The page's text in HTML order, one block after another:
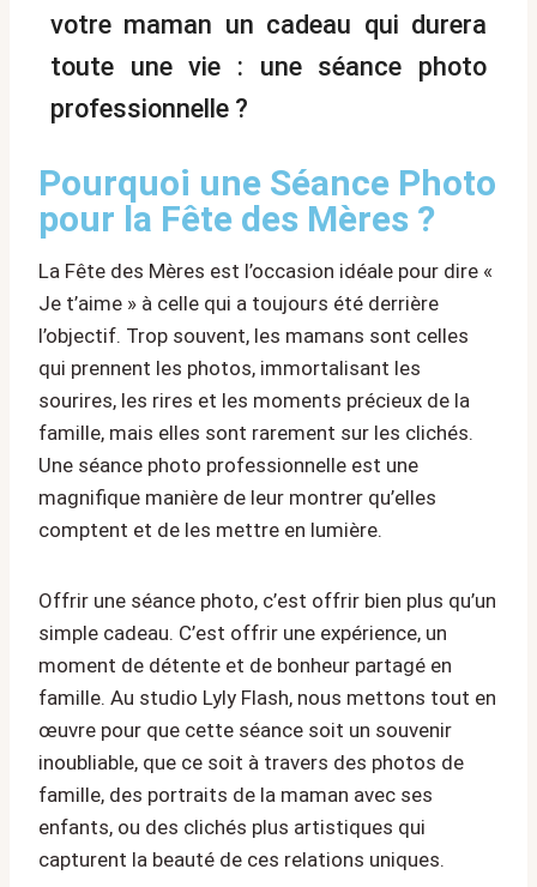
votre maman un cadeau qui durera
toute une vie : une séance photo
professionnelle ?
Pourquoi une Séance Photo
pour la Fête des Mères ?
La Fête des Mères est l’occasion idéale pour dire «
Je t’aime » à celle qui a toujours été derrière
l’objectif. Trop souvent, les mamans sont celles
qui prennent les photos, immortalisant les
sourires, les rires et les moments précieux de la
famille, mais elles sont rarement sur les clichés.
Une séance photo professionnelle est une
magnifique manière de leur montrer qu’elles
comptent et de les mettre en lumière.
Offrir une séance photo, c’est offrir bien plus qu’un
simple cadeau. C’est offrir une expérience, un
moment de détente et de bonheur partagé en
famille. Au studio Lyly Flash, nous mettons tout en
œuvre pour que cette séance soit un souvenir
inoubliable, que ce soit à travers des photos de
famille, des portraits de la maman avec ses
enfants, ou des clichés plus artistiques qui
capturent la beauté de ces relations uniques.